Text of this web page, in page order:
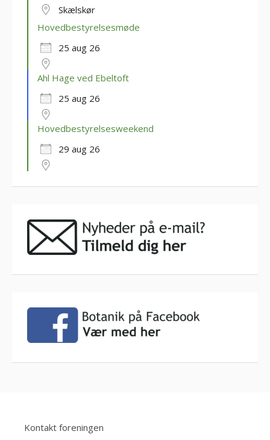
Skælskør
Hovedbestyrelsesmøde
25 aug 26
Ahl Hage ved Ebeltoft
25 aug 26
Hovedbestyrelsesweekend
29 aug 26
Kontakt foreningen